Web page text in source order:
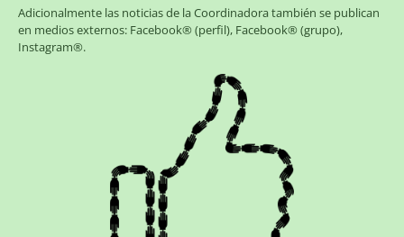
Adicionalmente las noticias de la Coordinadora también se publican
en medios externos: Facebook® (perfil), Facebook® (grupo),
Instagram®.